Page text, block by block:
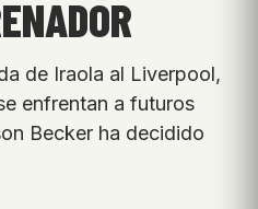
de Iraola al Liverpool,
enfrentan a futuros
Becker ha decidido